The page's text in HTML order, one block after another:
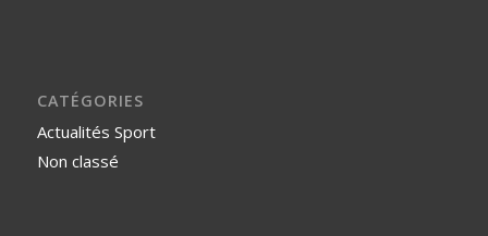
CATÉGORIES
Actualités Sport
Non classé